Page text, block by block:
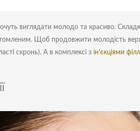
виглядати молодо та красиво.
Щоб продовжити молодість
скронь). А в комплексі з ін'єкціями